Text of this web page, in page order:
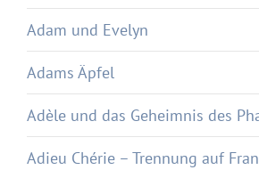
Adam und Evelyn
Adams Äpfel
Adèle und das Geheimnis des
Adieu Chérie – Trennung auf